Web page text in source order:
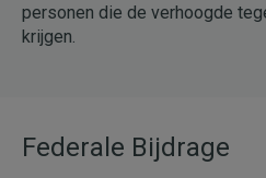
personen die de verhoogde
krijgen.
Federale Bijdrage